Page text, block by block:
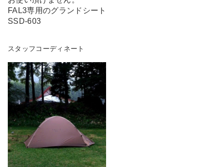
FAL3専用のグランドシート
SSD-603
スタッフコーディネート